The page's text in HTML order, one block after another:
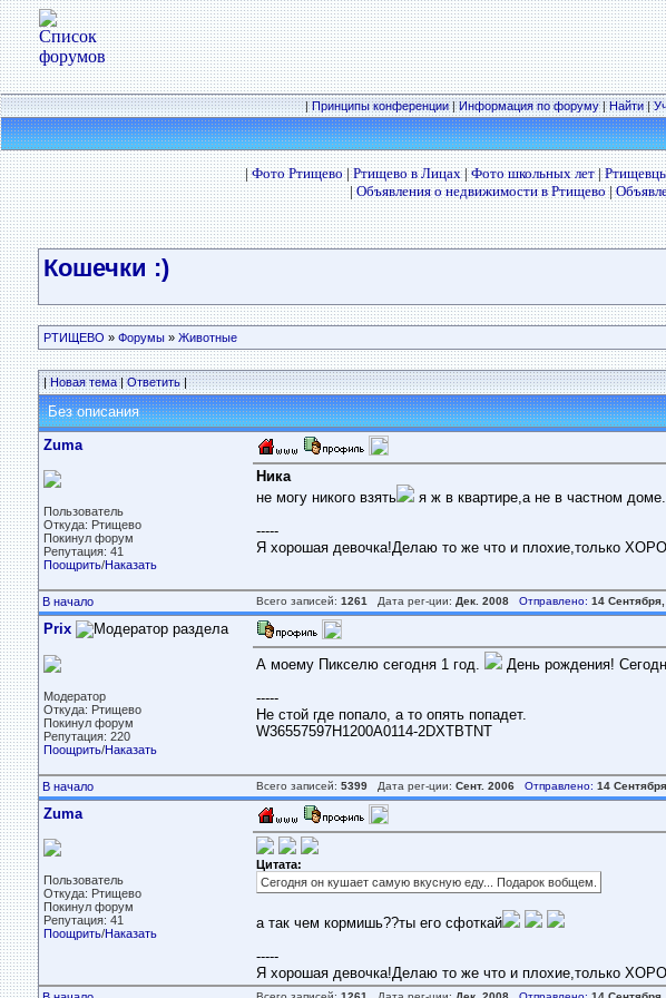
|Принципы конференции|Информация по форуму|Найти|
|Фото Ртищево|Ртищево в Лицах|Фото школьных лет|
|Объявления о недвижимости в Ртищево|
Кошечки :)
РТИЩЕВО » Форумы » Животные
|Новая тема|Ответить|
Без описания
Zuma
Пользователь
Откуда: Ртищево
Покинул форум
Репутация: 41
Поощрить/Наказать
Ника
не могу никого взять
я ж в квартире,а не в частном доме.
-----
Я хорошая девочка!Делаю то же что и плохие,только
В начало Всего записей: 1261 Дата рег-ции: Дек. 2008 Отправлено: 14
Prix
Модератор
Откуда: Ртищево
Покинул форум
Репутация: 220
Поощрить/Наказать
А моему Пикселю сегодня 1 год. День рождения!
-----
Не стой где попало, а то опять попадет.
W36557597H1200A0114-2DXTBTNT
В начало Всего записей: 5399 Дата рег-ции: Сент. 2006 Отправлено: 14
Zuma
Пользователь
Откуда: Ртищево
Покинул форум
Репутация: 41
Поощрить/Наказать
Цитата:
Сегодня он кушает самую вкусную еду... Подарок вобщем.
а так чем кормишь??ты его сфоткай
-----
Я хорошая девочка!Делаю то же что и плохие,только